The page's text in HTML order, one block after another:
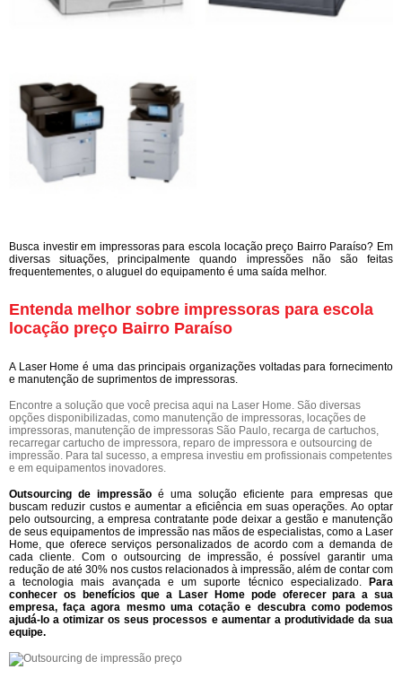
Busca investir em impressoras para escola locação preço Bairro Paraíso? Em
diversas situações, principalmente quando impressões não são feitas
frequentementes, o aluguel do equipamento é uma saída melhor.
Entenda melhor sobre impressoras para escola
locação preço Bairro Paraíso
A Laser Home é uma das principais organizações voltadas para fornecimento
e manutenção de suprimentos de impressoras.
Encontre a solução que você precisa aqui na Laser Home. São diversas
opções disponibilizadas, como manutenção de impressoras, locações de
impressoras, manutenção de impressoras São Paulo, recarga de cartuchos,
recarregar cartucho de impressora, reparo de impressora e outsourcing de
impressão. Para tal sucesso, a empresa investiu em profissionais competentes
e em equipamentos inovadores.
Outsourcing de impressão é uma solução eficiente para empresas que
buscam reduzir custos e aumentar a eficiência em suas operações. Ao optar
pelo outsourcing, a empresa contratante pode deixar a gestão e manutenção
de seus equipamentos de impressão nas mãos de especialistas, como a Laser
Home, que oferece serviços personalizados de acordo com a demanda de
cada cliente. Com o outsourcing de impressão, é possível garantir uma
redução de até 30% nos custos relacionados à impressão, além de contar com
a tecnologia mais avançada e um suporte técnico especializado. Para
conhecer os benefícios que a Laser Home pode oferecer para a sua
empresa, faça agora mesmo uma cotação e descubra como podemos
ajudá-lo a otimizar os seus processos e aumentar a produtividade da sua
equipe.